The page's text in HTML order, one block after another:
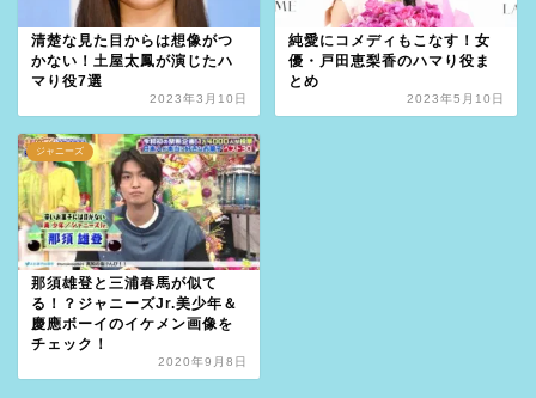
清楚な見た目からは想像がつ
かない！土屋太鳳が演じたハ
マり役7選
2023年3月10日
純愛にコメディもこなす！女
優・戸田恵梨香のハマり役ま
とめ
2023年5月10日
ジャニーズ
那須雄登と三浦春馬が似て
る！？ジャニーズJr.美少年＆
慶應ボーイのイケメン画像を
チェック！
2020年9月8日